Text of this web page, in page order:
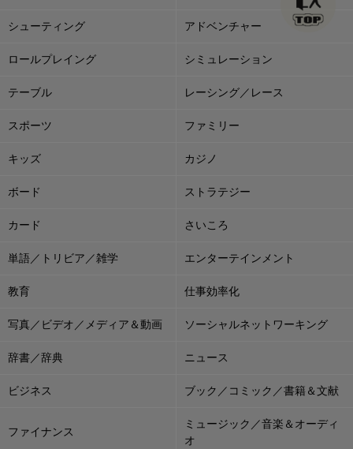
シューティング アドベンチャー
ロールプレイング シミュレーション
テーブル レーシング／レース
スポーツ ファミリー
キッズ カジノ
ボード ストラテジー
カード さいころ
単語／トリビア／雑学 エンターテインメント
教育 仕事効率化
写真／ビデオ／メディア＆動画 ソーシャルネットワーキング
辞書／辞典 ニュース
ビジネス ブック／コミック／書籍＆文献
ファイナンス
ミュージック／音楽＆オーディ
オ